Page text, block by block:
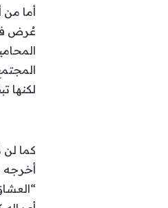
أما
لكنها
كما لن
أخرجه